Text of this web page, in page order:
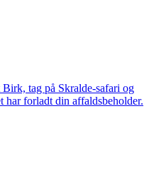
tag på Skralde-safari og
har forladt din affaldsbeholder.